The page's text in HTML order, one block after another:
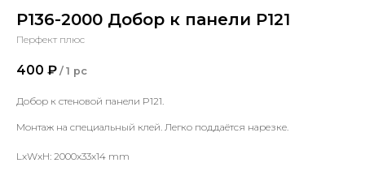
P136-2000 Добор к панели P121
Перфект плюс
400 ₽ / 1 pc
Добор к стеновой панели P121.
Монтаж на специальный клей. Легко поддаётся нарезке.
LxWxH: 2000x33x14 mm